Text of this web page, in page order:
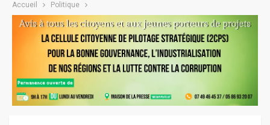
Accueil Politique